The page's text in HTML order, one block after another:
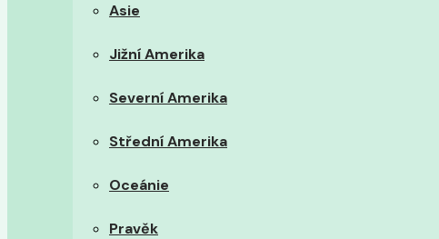
Asie
Jižní Amerika
Severní Amerika
Střední Amerika
Oceánie
Pravěk